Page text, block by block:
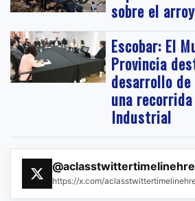
sobre el
Escobar: El
Provincia
desarrollo
una
Industrial
https://x.com/